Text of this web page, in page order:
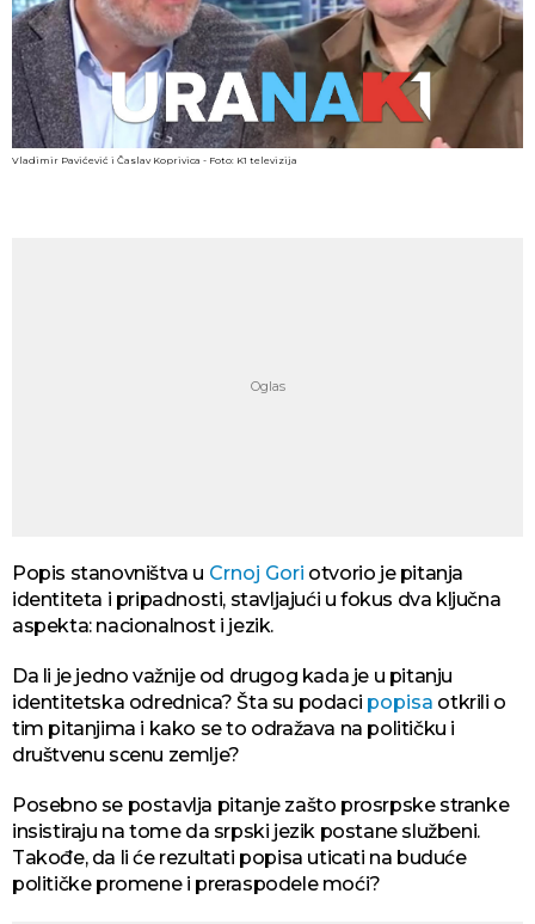
Vladimir Pavićević i Časlav Koprivica - Foto: K1 televizija
Popis stanovništva u Crnoj Gori otvorio je pitanja
identiteta i pripadnosti, stavljajući u fokus dva ključna
aspekta: nacionalnost i jezik.
Da li je jedno važnije od drugog kada je u pitanju
identitetska odrednica? Šta su podaci popisa otkrili o
tim pitanjima i kako se to odražava na političku i
društvenu scenu zemlje?
Posebno se postavlja pitanje zašto prosrpske stranke
insistiraju na tome da srpski jezik postane službeni.
Takođe, da li će rezultati popisa uticati na buduće
političke promene i preraspodele moći?